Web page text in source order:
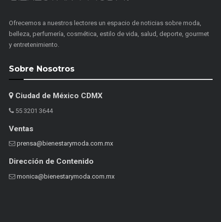
Ofrecemos a nuestros lectores un espacio de noticias sobre moda,
belleza, perfumería, cosmética, estilo de vida, salud, deporte, gourmet
y entretenimiento.
Sobre Nosotros
Ciudad de México CDMX
55 3201 3644
Ventas
prensa@bienestarymoda.com.mx
Dirección de Contenido
monica@bienestarymoda.com.mx